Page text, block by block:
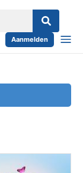
Aanmelden